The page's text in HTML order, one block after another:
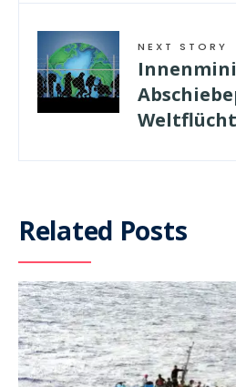
NEXT STORY
Related Posts